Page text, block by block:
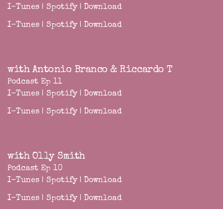
I-Tunes | Spotify| Download
I-Tunes | Spotify| Download
with Antonio Branco & Riccardo T
Podcast Ep 11
I-Tunes | Spotify| Download
I-Tunes | Spotify| Download
with Olly Smith
Podcast Ep 10
I-Tunes | Spotify| Download
I-Tunes | Spotify| Download